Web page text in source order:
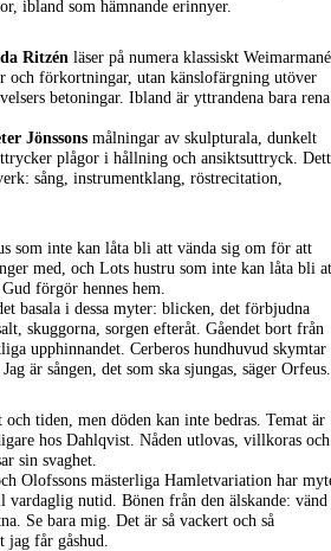
ibland som hämnande erinnyer.
Ritzén läser på numera klassiskt
och förkortningar, utan känslofärgning utöver
betoningar. Ibland är yttrandena bara rena
Jönssons målningar av skulpturala, dunkelt
plågor i hållning och ansiktsuttryck.
sång, instrumentklang, röstrecitation,
som inte kan låta bli att vända sig om för att
med, och Lots hustru som inte kan låta bli
förgör hennes hem.
basala i dessa myter: blicken, det förbjudna
skuggorna, sorgen efteråt. Gåendet bort från
upphinnandet. Cerberos hundhuvud skymtar
är sången, det som ska sjungas, säger Orfeus.
och tiden, men döden kan inte bedras. Temat är
hos Dahlqvist. Nåden utlovas, villkoras och
sin svaghet.
Olofssons mästerliga Hamletvariation har
nutid. Bönen från den älskande: vänd
Se bara mig. Det är så vackert och så
jag får gåshud.